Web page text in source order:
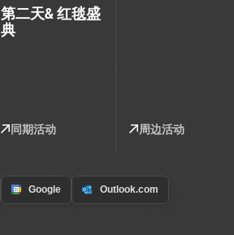
第二天& 红毯盛
典
同期活动 周边活动